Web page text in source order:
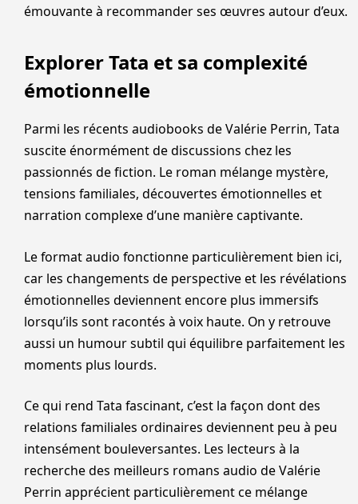
émouvante à recommander ses œuvres autour d’eux.
Explorer Tata et sa complexité
émotionnelle
Parmi les récents audiobooks de Valérie Perrin, Tata
suscite énormément de discussions chez les
passionnés de fiction. Le roman mélange mystère,
tensions familiales, découvertes émotionnelles et
narration complexe d’une manière captivante.
Le format audio fonctionne particulièrement bien ici,
car les changements de perspective et les révélations
émotionnelles deviennent encore plus immersifs
lorsqu’ils sont racontés à voix haute. On y retrouve
aussi un humour subtil qui équilibre parfaitement les
moments plus lourds.
Ce qui rend Tata fascinant, c’est la façon dont des
relations familiales ordinaires deviennent peu à peu
intensément bouleversantes. Les lecteurs à la
recherche des meilleurs romans audio de Valérie
Perrin apprécient particulièrement ce mélange